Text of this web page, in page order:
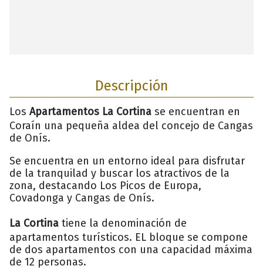
Descripción
Los Apartamentos La Cortina se encuentran en
Coraín una pequeña aldea del concejo de Cangas
de Onís.
Se encuentra en un entorno ideal para disfrutar
de la tranquilad y buscar los atractivos de la
zona, destacando Los Picos de Europa,
Covadonga y Cangas de Onís.
La Cortina tiene la denominación de
apartamentos turísticos. EL bloque se compone
de dos apartamentos con una capacidad máxima
de 12 personas.